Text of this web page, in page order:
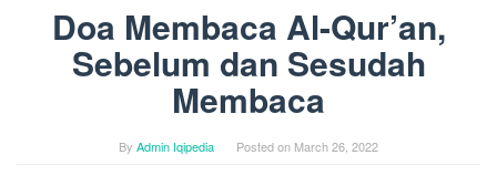
Doa Membaca Al-Qur’an,
Sebelum dan Sesudah
Membaca
By Admin Iqipedia Posted on March 26, 2022